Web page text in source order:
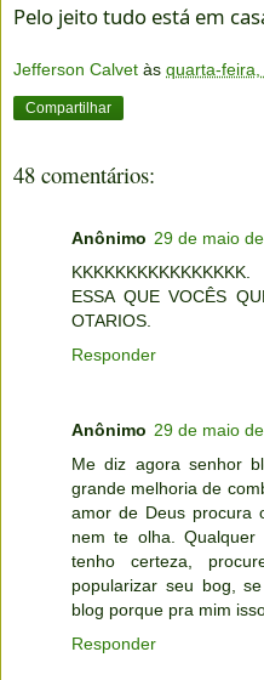
Pelo jeito tudo está em
Jefferson Calvet às quarta-
Compartilhar
48 comentários:
Anônimo 29 de maio
ESSA QUE VOCÊS
OTARIOS.
Responder
Anônimo 29 de maio
Me diz agora senhor
grande melhoria de
amor de Deus procura
nem te olha.
tenho certeza,
popularizar seu bog,
blog porque pra mim
Responder